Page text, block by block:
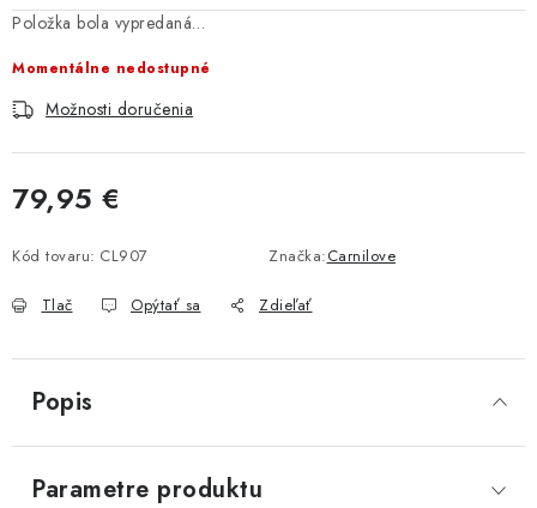
Kontakty Predajňa
Položka bola vypredaná…
Momentálne nedostupné
Možnosti doručenia
79,95 €
Kód tovaru: CL907 Značka:Carnilove
Tlač Opýtať sa Zdieľať
Popis
Parametre produktu